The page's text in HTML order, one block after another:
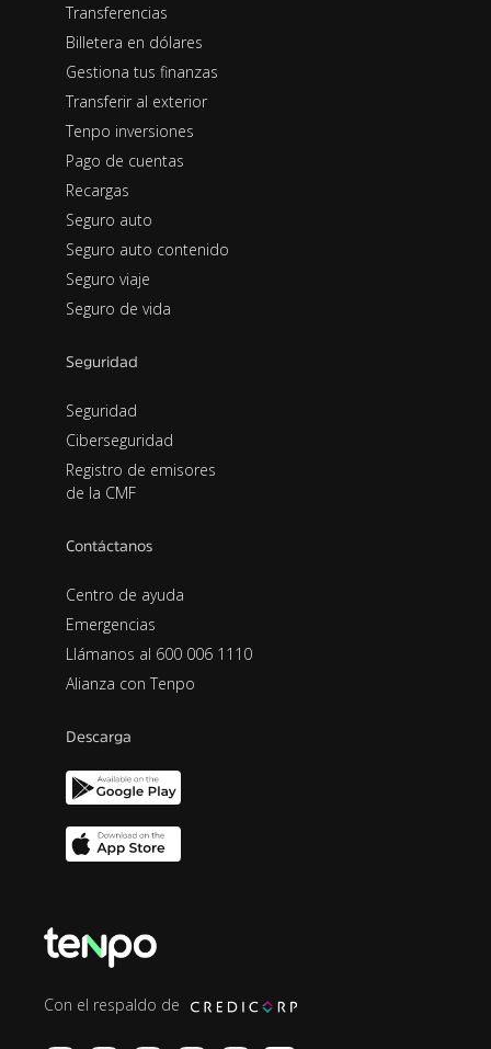
Transferencias
Billetera en dólares
Gestiona tus finanzas
Transferir al exterior
Tenpo inversiones
Pago de cuentas
Recargas
Seguro auto
Seguro auto contenido
Seguro viaje
Seguro de vida
Seguridad
Seguridad
Ciberseguridad
Registro de emisores
de la CMF
Contáctanos
Centro de ayuda
Emergencias
Llámanos al 600 006 1110
Alianza con Tenpo
Descarga
Con el respaldo de